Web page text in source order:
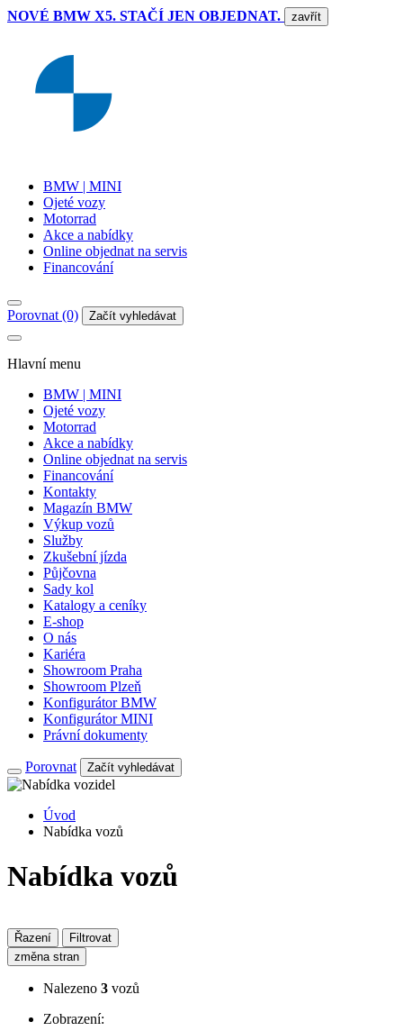
NOVÉ BMW X5. STAČÍ JEN OBJEDNAT. zavřít
BMW | MINI
Ojeté vozy
Motorrad
Akce a nabídky
Online objednat na servis
Financování
Porovnat (0) Začít vyhledávat
Hlavní menu
BMW | MINI
Ojeté vozy
Motorrad
Akce a nabídky
Online objednat na servis
Financování
Kontakty
Magazín BMW
Výkup vozů
Služby
Zkušební jízda
Půjčovna
Sady kol
Katalogy a ceníky
E-shop
O nás
Kariéra
Showroom Praha
Showroom Plzeň
Konfigurátor BMW
Konfigurátor MINI
Právní dokumenty
Porovnat Začít vyhledávat
Úvod
Nabídka vozů
Nabídka vozů
Řazení
Filtrovat
změna stran
Nalezeno 3 vozů
Zobrazení: